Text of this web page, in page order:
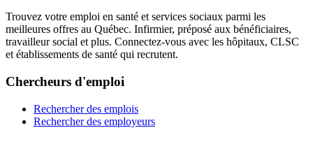
Trouvez votre emploi en santé et services sociaux parmi les
meilleures offres au Québec. Infirmier, préposé aux bénéficiaires,
travailleur social et plus. Connectez-vous avec les hôpitaux, CLSC
et établissements de santé qui recrutent.
Chercheurs d'emploi
Rechercher des emplois
Rechercher des employeurs